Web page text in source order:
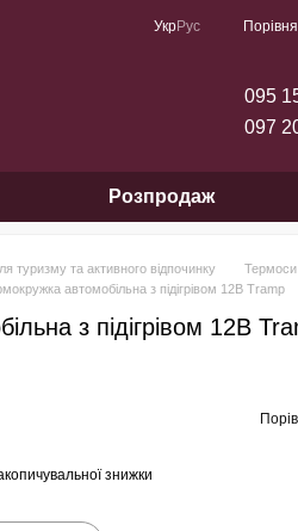
УкрРус
095
097
Розпродаж
туризму та активного відпочинку
Термоси
автомобільна з підігрівом 12В Tramp
з підігрівом 12В
знижки